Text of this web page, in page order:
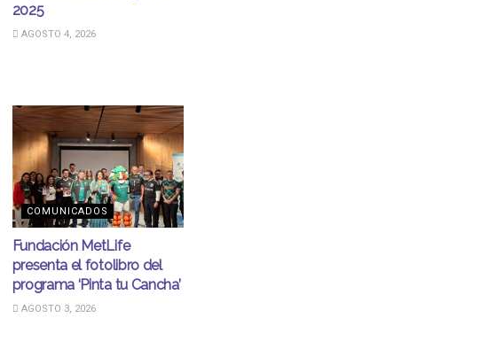
2025
AGOSTO 4, 2026
COMUNICADOS
Fundación MetLife
presenta el fotolibro del
programa ‘Pinta tu Cancha’
AGOSTO 3, 2026